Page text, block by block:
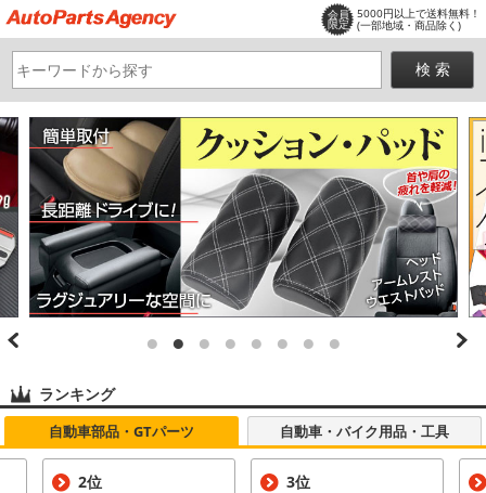
会員
限定
5000円以上で送料無料！
(一部地域・商品除く)
ランキング
自動車部品・GTパーツ 自動車・バイク用品・工具
2位 3位